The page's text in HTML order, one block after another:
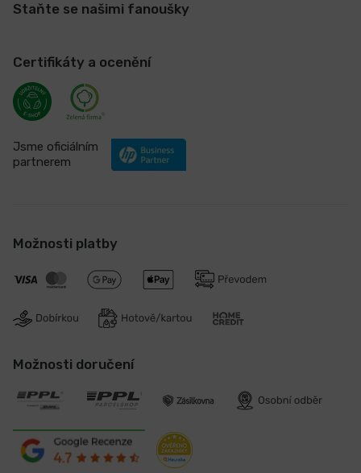
Staňte se našimi fanoušky
Certifikáty a ocenění
Jsme oficiálním
partnerem
Možnosti platby
Možnosti doručení